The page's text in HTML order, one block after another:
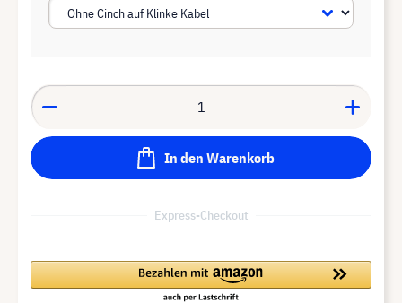
In den Warenkorb
Express-Checkout